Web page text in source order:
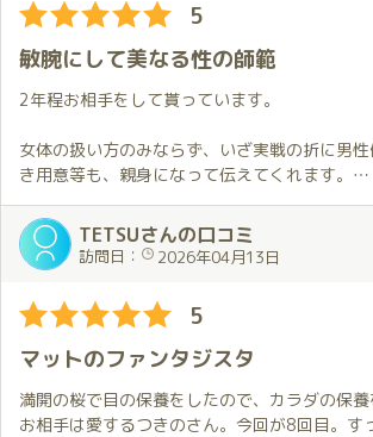
5
敏腕にして美なる性の師範
2年程お相手をして貰っています。
女体の扱い方のみならず、いざ実戦の折に男
き用意等も、親身になって伝えてくれます。
つきのさんご本人も自身のケアに怠りなく、
ョナル。抜群の容姿と習熟した手練、そして多
き出し。あっという間に時間が過ぎること間違
会う度に新しい知見と快感を齎してくれるので
士諸兄は是非。
自称つきのさん一番弟子より。
TETSUさんの口コミ
訪問日： 2026年04月13日
5
マットのファンタジスタ
満開の桜で目の保養をしたので、カラダの保養
お相手は愛するつきのさん。今回が8回目。す